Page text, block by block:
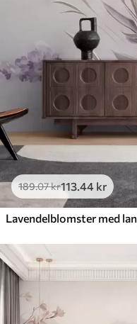
189.07kr113.44 kr